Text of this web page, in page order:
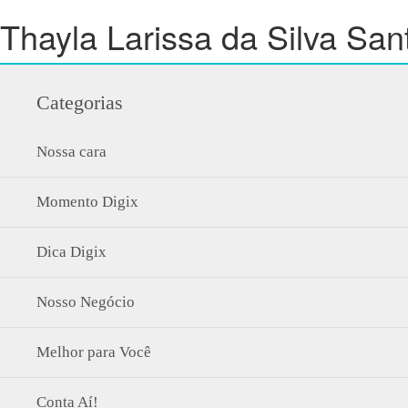
Thayla Larissa da Silva
Categorias
Nossa cara
Momento Digix
Dica Digix
Nosso Negócio
Melhor para Você
Conta Aí!